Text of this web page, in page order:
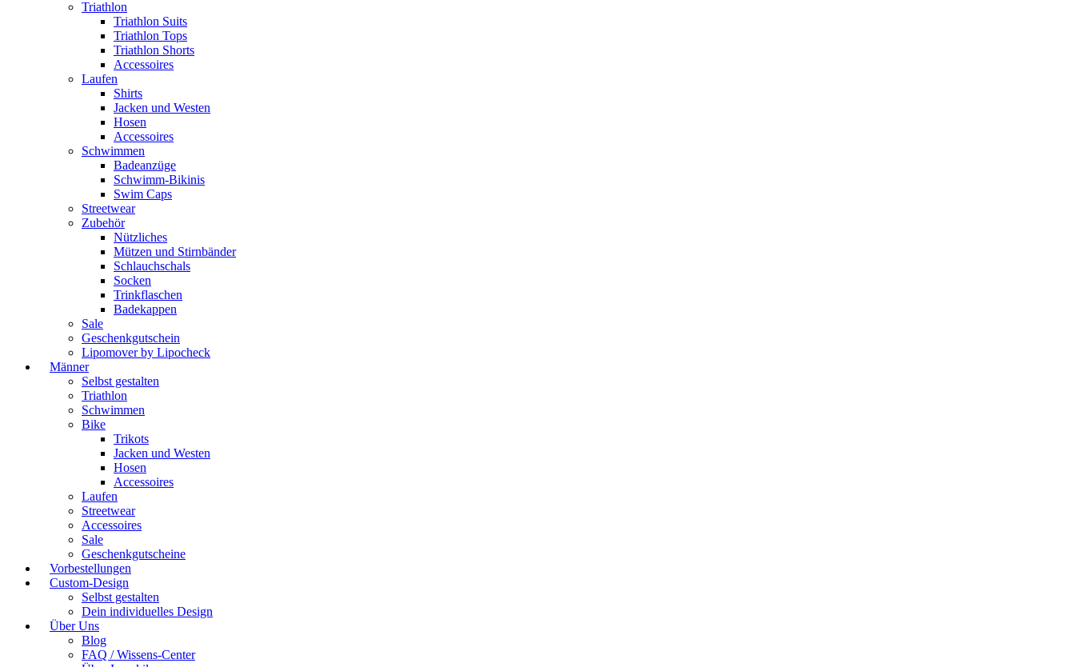
Triathlon
Triathlon Suits
Triathlon Tops
Triathlon Shorts
Accessoires
Laufen
Shirts
Jacken und Westen
Hosen
Accessoires
Schwimmen
Badeanzüge
Schwimm-Bikinis
Swim Caps
Streetwear
Zubehör
Nützliches
Mützen und Stirnbänder
Schlauchschals
Socken
Trinkflaschen
Badekappen
Sale
Geschenkgutschein
Lipomover by Lipocheck
Männer
Selbst gestalten
Triathlon
Schwimmen
Bike
Trikots
Jacken und Westen
Hosen
Accessoires
Laufen
Streetwear
Accessoires
Sale
Geschenkgutscheine
Vorbestellungen
Custom-Design
Selbst gestalten
Dein individuelles Design
Über Uns
Blog
FAQ / Wissens-Center